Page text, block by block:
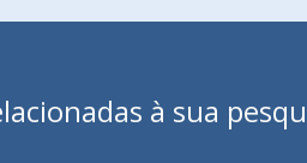
à sua